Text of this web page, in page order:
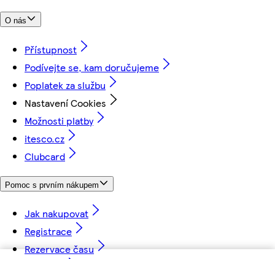
O nás
Přístupnost
Podívejte se, kam doručujeme
Poplatek za službu
Nastavení Cookies
Možnosti platby
itesco.cz
Clubcard
Pomoc s prvním nákupem
Jak nakupovat
Registrace
Rezervace času